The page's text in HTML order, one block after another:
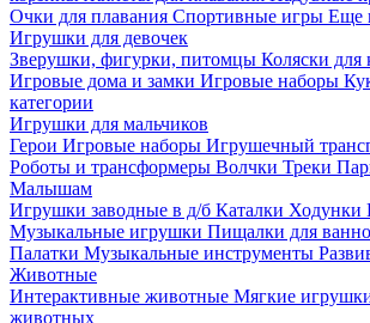
Очки для плавания Спортивные игры Еще
Игрушки для девочек
Зверушки, фигурки, питомцы Коляски для
Игровые дома и замки Игровые наборы
категории
Игрушки для мальчиков
Герои Игровые наборы Игрушечный
Роботы и трансформеры Волчки Треки
Малышам
Игрушки заводные в д/б Каталки Ходунки
Музыкальные игрушки Пищалки для
Палатки Музыкальные инструменты
Животные
Интерактивные животные Мягкие
животных